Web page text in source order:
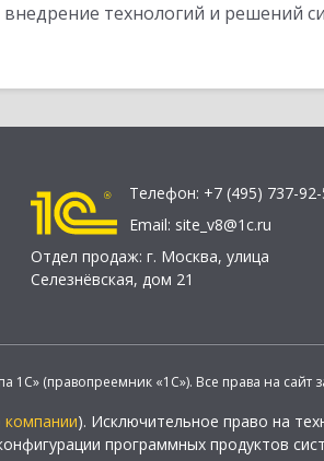
технологий и решений
Телефон: +7 (495) 737-
Email: site_v8@1c.ru
Отдел продаж: г. Москва, улица
Селезнёвская, дом 21
1С» (правопреемник «1С»). Все права на
компании). Исключительное право на
программных продуктов